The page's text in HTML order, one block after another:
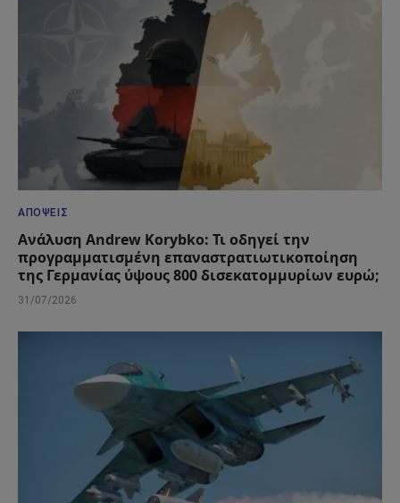
ΑΠΌΨΕΙΣ
Ανάλυση Andrew Korybko: Τι οδηγεί την
προγραμματισμένη επαναστρατιωτικοποίηση
της Γερμανίας ύψους 800 δισεκατομμυρίων ευρώ;
31/07/2026